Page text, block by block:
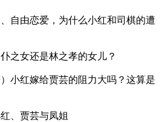
自由恋爱，为什么小红和司棋的遭
之女还是林之孝的女儿？
）小红嫁给贾芸的阻力大吗？这算是
、贾芸与凤姐